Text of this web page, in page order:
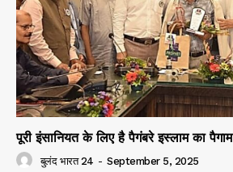
पूरी इंसानियत के लिए है पैगंबरे इस्लाम का पैगाम
बुलंद भारत 24 - September 5, 2025